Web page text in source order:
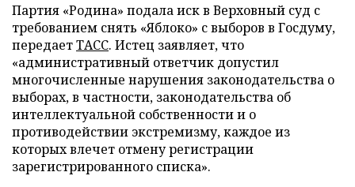
Партия «Родина» подала иск в Верховный суд с
требованием снять «Яблоко» с выборов в Госдуму,
передаетТАСС. Истец заявляет, что
«административный ответчик допустил
многочисленные нарушения законодательства о
выборах, в частности, законодательства об
интеллектуальной собственности и о
противодействии экстремизму, каждое из
которых влечет отмену регистрации
зарегистрированного списка».